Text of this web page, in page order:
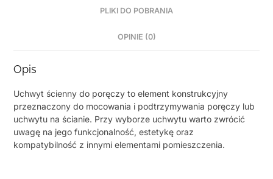
PLIKI DO POBRANIA
OPINIE (0)
Opis
Uchwyt ścienny do poręczy to element konstrukcyjny
przeznaczony do mocowania i podtrzymywania poręczy lub
uchwytu na ścianie. Przy wyborze uchwytu warto zwrócić
uwagę na jego funkcjonalność, estetykę oraz
kompatybilność z innymi elementami pomieszczenia.